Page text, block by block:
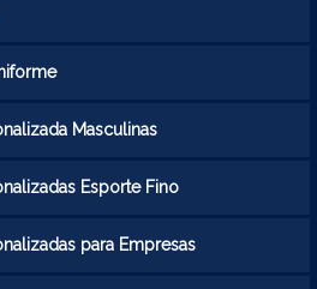
Masculinas
Esporte Fino
para Empresas